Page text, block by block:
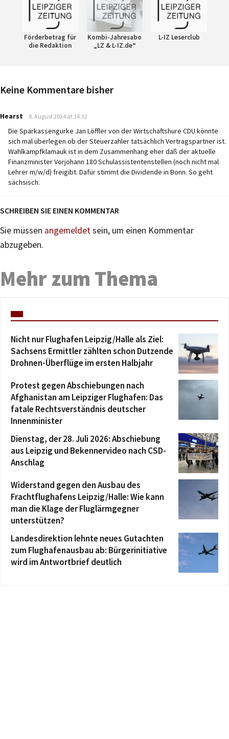
Förderbetrag für
die Redaktion
Kombi-Jahresabo
„LZ & L-IZ.de“
L-IZ Leserclub
Keine Kommentare bisher
Hearst says:
8. August 2024 at 14:32
Die Sparkassengurke Jan Löffler von der Wirtschaftshure CDU könnte
sich mal überlegen ob der Steuerzahler tatsächlich Vertragspartner ist.
Wahlkampfklamauk ist in dem Zusammenhang eher daß der aktuelle
Finanzminister Vorjohann 180 Schulassistentenstellen (noch nicht mal
Lehrer m/w/d) freigibt. Dafür stimmt die Dividende in Bonn. So geht
sächsisch.
SCHREIBEN SIE EINEN KOMMENTAR
Sie müssen angemeldetsein, um einen Kommentar
abzugeben.
Mehr zum Thema
Nicht nur Flughafen Leipzig/Halle als Ziel:
Sachsens Ermittler zählten schon Dutzende
Drohnen-Überflüge im ersten Halbjahr
Protest gegen Abschiebungen nach
Afghanistan am Leipziger Flughafen: Das
fatale Rechtsverständnis deutscher
Innenminister
Dienstag, der 28. Juli 2026: Abschiebung
aus Leipzig und Bekennervideo nach CSD-
Anschlag
Widerstand gegen den Ausbau des
Frachtflughafens Leipzig/Halle: Wie kann
man die Klage der Fluglärmgegner
unterstützen?
Landesdirektion lehnte neues Gutachten
zum Flughafenausbau ab: Bürgerinitiative
wird im Antwortbrief deutlich